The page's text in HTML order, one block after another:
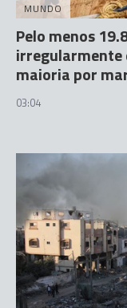
MUNDO
Pelo menos
irregularmente
maioria por
03:04